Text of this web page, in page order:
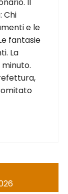
Chi
e le
fantasie
La
minuto.